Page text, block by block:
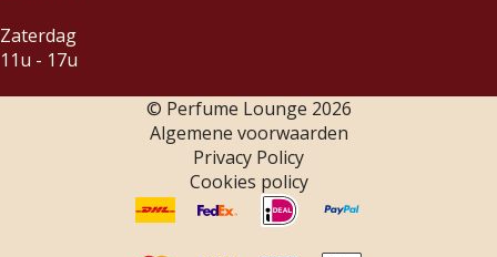
Zaterdag
11u - 17u
© Perfume Lounge 2026
Algemene voorwaarden
Privacy Policy
Cookies policy